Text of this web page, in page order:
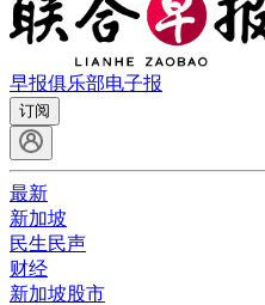
早报俱乐部电子报
订阅
最新
新加坡
民生民声
财经
新加坡股市